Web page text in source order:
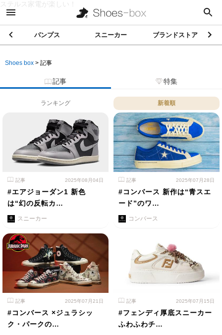
ステルス家電が楽しい！
パンプス スニーカー ブランドストア
Shoes box > 記事
記事 特集
ランキング 新着順
記事 2025年08月04日
#エアジョーダン1 新色
は“幻の反転カ…
スニーカー
記事 2025年07月28日
#コンバース 新作は“青スエ
ード”のワ…
コンバース
記事 2025年07月21日
#コンバース ×ジュラシッ
ク・パークの…
記事 2025年07月15日
#フェンディ厚底スニーカー
ふわふわチ…